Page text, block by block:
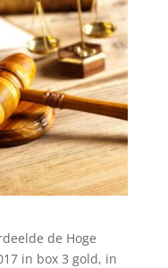
de Hoge
in box 3 gold, in